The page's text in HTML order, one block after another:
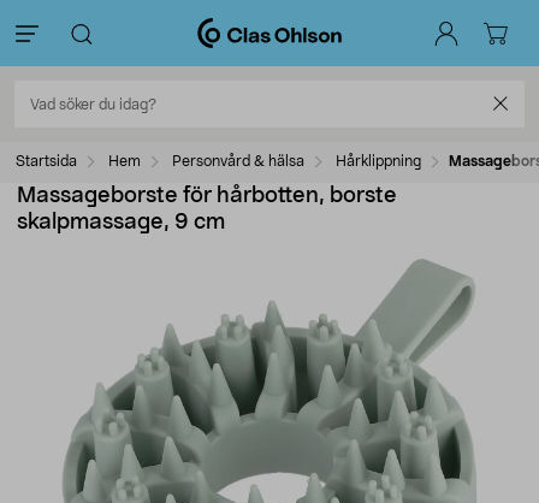
Startsida Hem Personvård & hälsa Hårklippning
Massageborste för hårbotten, borste
skalpmassage, 9 cm